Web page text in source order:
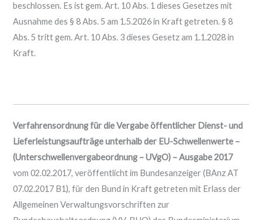
beschlossen. Es ist gem. Art. 10 Abs. 1 dieses Gesetzes mit
Ausnahme des § 8 Abs. 5 am 1.5.2026 in Kraft getreten. § 8
Abs. 5 tritt gem. Art. 10 Abs. 3 dieses Gesetz am 1.1.2028 in
Kraft.
Verfahrensordnung für die Vergabe öffentlicher Dienst- und
Lieferleistungsaufträge unterhalb der EU-Schwellenwerte –
(Unterschwellenvergabeordnung – UVgO) – Ausgabe 2017
vom 02.02.2017, veröffentlicht im Bundesanzeiger (BAnz AT
07.02.2017 B1), für den Bund in Kraft getreten mit Erlass der
Allgemeinen Verwaltungsvorschriften zur